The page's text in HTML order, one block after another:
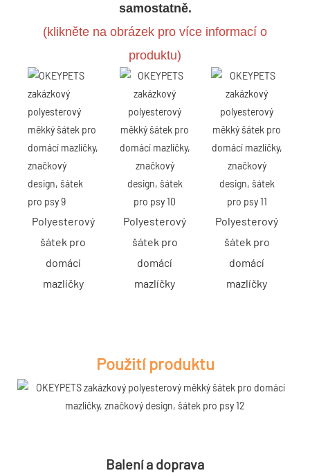
samostatně.
(klikněte na obrázek pro více informací o
produktu)
Polyesterový
šátek pro
domácí
mazlíčky
Polyesterový
šátek pro
domácí
mazlíčky
Polyesterový
šátek pro
domácí
mazlíčky
Použití produktu
Balení a doprava